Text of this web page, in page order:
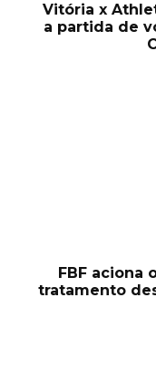
Vitória x
a partida de
FBF aciona
tratamento